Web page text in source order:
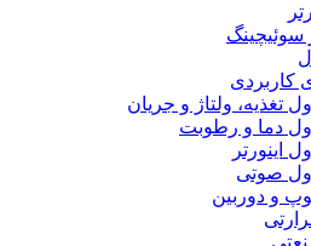
سوئیچینگ
کاربردی
تغذیه، ولتاژ و جریان
دما و رطوبت
اینورتر
صوتی
و دوربین